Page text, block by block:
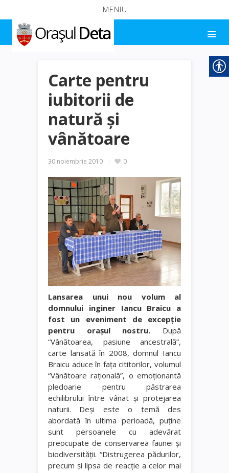
MENIU
Carte pentru
iubitorii de
natură şi
vânătoare
30 noiembrie 2010 0
Lansarea unui nou volum al
domnului inginer Iancu Braicu a
fost un eveniment de excepţie
pentru oraşul nostru. După
“Vânătoarea, pasiune ancestrală”,
carte lansată în 2008, domnul Iancu
Braicu aduce în faţa cititorilor, volumul
“Vânătoare raţională”, o emoţionantă
pledoarie pentru păstrarea
echilibrului între vânat şi protejarea
naturii. Deşi este o temă des
abordată în ultima perioadă, puţine
sunt persoanele cu adevărat
preocupate de conservarea faunei şi
biodiversităţii. “Distrugerea pădurilor,
precum şi lipsa de reacţie a celor mai